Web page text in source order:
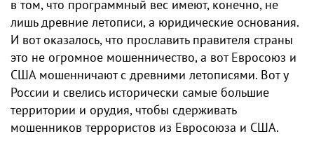
в том, что программный вес имеют, конечно, не
лишь древние летописи, а юридические основания.
И вот оказалось, что прославить правителя страны
это не огромное мошенничество, а вот Евросоюз и
США мошенничают с древними летописями. Вот у
России и свелись исторически самые большие
территории и орудия, чтобы сдерживать
мошенников террористов из Евросоюза и США.